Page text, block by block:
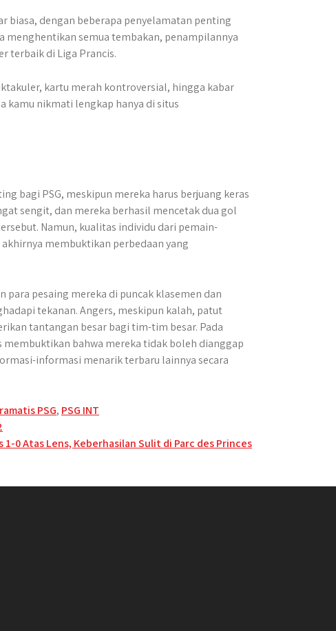
biasa, dengan beberapa penyelamatan penting
menghentikan semua tembakan, penampilannya
terbaik di Liga Prancis.
kartu merah kontroversial, hingga kabar
kamu nikmati lengkap hanya di situs
bagi PSG, meskipun mereka harus berjuang keras
sengit, dan mereka berhasil mencetak dua gol
Namun, kualitas individu dari pemain-
membuktikan perbedaan yang
para pesaing mereka di puncak klasemen dan
tekanan. Angers, meskipun kalah, patut
tantangan besar bagi tim-tim besar. Pada
bahwa mereka tidak boleh dianggap
informasi menarik terbaru lainnya secara
PSG, PSG INT
1-0 Atas Lens, Keberhasilan Sulit di Parc des Princes